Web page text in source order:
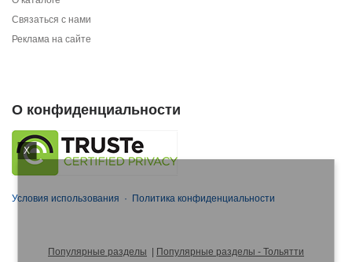
X
Связаться с нами
Реклама на сайте
О конфиденциальности
Условия использования · Политика конфиденциальности
Популярные разделы | Популярные разделы - Тольятти